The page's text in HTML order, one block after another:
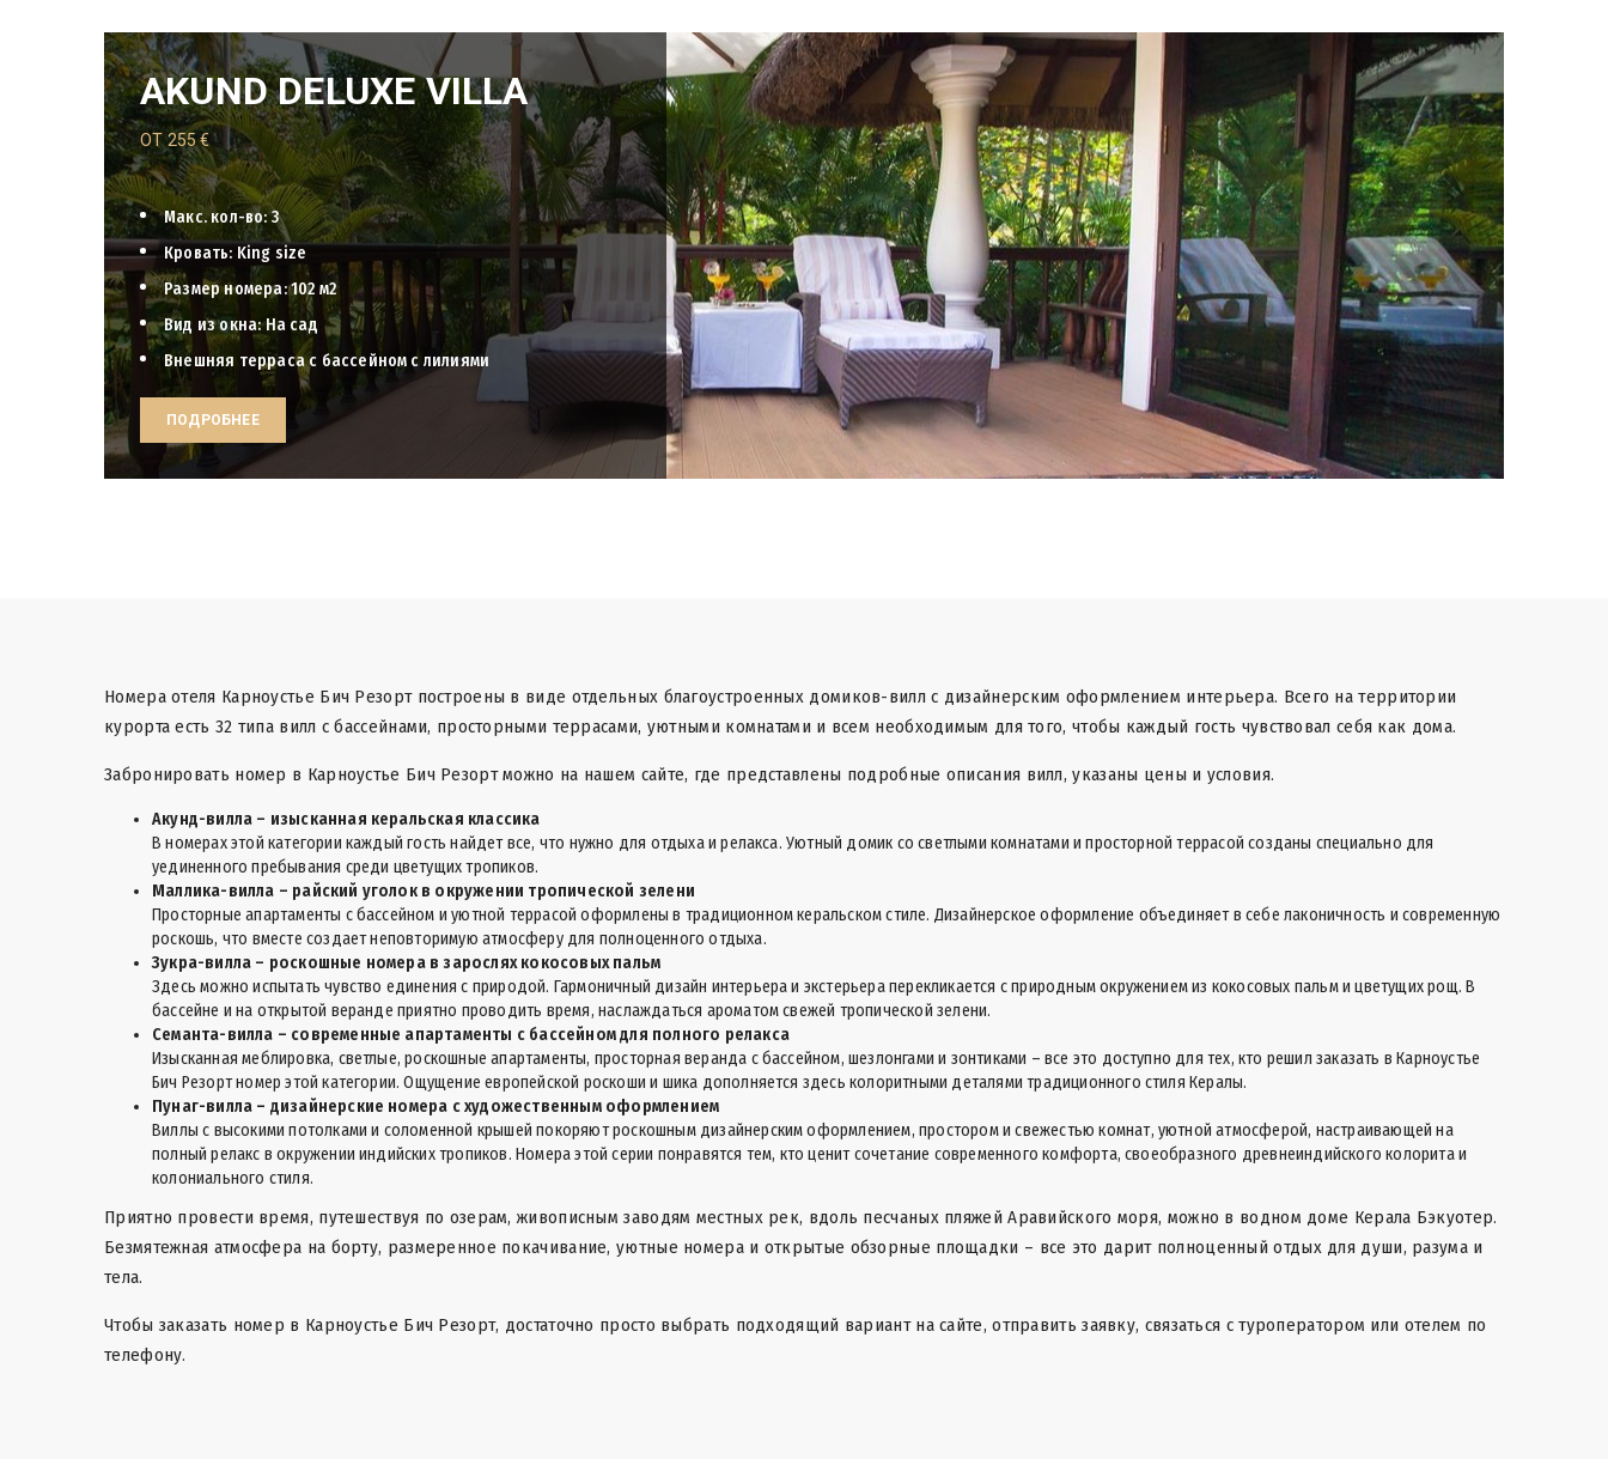
AKUND DELUXE VILLA
ОТ255 €
Макс. кол-во: 3
Кровать: King size
Размер номера: 102 м2
Вид из окна: На сад
Внешняя терраса с бассейном с лилиями
ПОДРОБНЕЕ
Номера отеля Карноустье Бич Резорт построены в виде отдельных благоустроенных домиков-вилл с дизайнерским оформлением интерьера. Всего на территории
курорта есть 32 типа вилл с бассейнами, просторными террасами, уютными комнатами и всем необходимым для того, чтобы каждый гость чувствовал себя как дома.
Забронировать номер в Карноустье Бич Резорт можно на нашем сайте, где представлены подробные описания вилл, указаны цены и условия.
Акунд-вилла – изысканная керальская классика
В номерах этой категории каждый гость найдет все, что нужно для отдыха и релакса. Уютный домик со светлыми комнатами и просторной террасой созданы специально для
уединенного пребывания среди цветущих тропиков.
Маллика-вилла – райский уголок в окружении тропической зелени
Просторные апартаменты с бассейном и уютной террасой оформлены в традиционном керальском стиле. Дизайнерское оформление объединяет в себе лаконичность и современную
роскошь, что вместе создает неповторимую атмосферу для полноценного отдыха.
Зукра-вилла – роскошные номера в зарослях кокосовых пальм
Здесь можно испытать чувство единения с природой. Гармоничный дизайн интерьера и экстерьера перекликается с природным окружением из кокосовых пальм и цветущих рощ. В
бассейне и на открытой веранде приятно проводить время, наслаждаться ароматом свежей тропической зелени.
Семанта-вилла – современные апартаменты с бассейном для полного релакса
Изысканная меблировка, светлые, роскошные апартаменты, просторная веранда с бассейном, шезлонгами и зонтиками – все это доступно для тех, кто решил заказать в Карноустье
Бич Резорт номер этой категории. Ощущение европейской роскоши и шика дополняется здесь колоритными деталями традиционного стиля Кералы.
Пунаг-вилла – дизайнерские номера с художественным оформлением
Виллы с высокими потолками и соломенной крышей покоряют роскошным дизайнерским оформлением, простором и свежестью комнат, уютной атмосферой, настраивающей на
полный релакс в окружении индийских тропиков. Номера этой серии понравятся тем, кто ценит сочетание современного комфорта, своеобразного древнеиндийского колорита и
колониального стиля.
Приятно провести время, путешествуя по озерам, живописным заводям местных рек, вдоль песчаных пляжей Аравийского моря, можно в водном доме Керала Бэкуотер.
Безмятежная атмосфера на борту, размеренное покачивание, уютные номера и открытые обзорные площадки – все это дарит полноценный отдых для души, разума и
тела.
Чтобы заказать номер в Карноустье Бич Резорт, достаточно просто выбрать подходящий вариант на сайте, отправить заявку, связаться с туроператором или отелем по
телефону.